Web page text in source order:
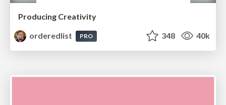
Producing Creativity
orderedlist
PRO 348 40k